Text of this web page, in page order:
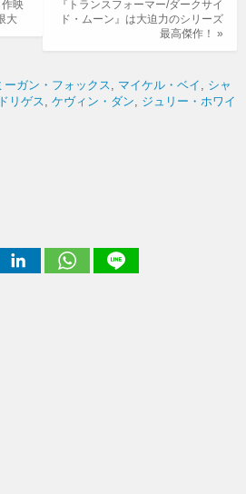
『トランスフォーマー/ダークサイ
ド・ムーン』は大迫力のシリーズ
最高傑作！ »
映
大
ーガン・フォックス マイケル・ベイ
シャ
リゲス ケヴィン・ダン
ジュリー・ホワイ